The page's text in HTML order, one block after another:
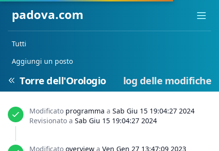
padova.com
Tutti
Aggiungi un posto
Torre dell'Orologio log delle modifiche
Modificato programma a Sab Giu 15 19:04:27 2024
Revisionato a Sab Giu 15 19:04:27 2024
Modificato overview a Ven Gen 27 13:47:09 2023